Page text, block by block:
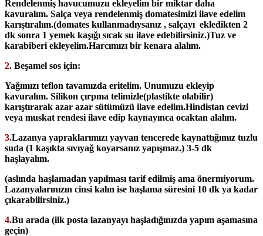
Rendelenmiş havucumuzu ekleyelim bir miktar daha
kavuralım. Salça veya rendelenmiş domatesimizi ilave edelim
karıştıralım.(domates kullanmadıysanız , salçayı ekledikten 2
dk sonra 1 yemek kaşığı sıcak su ilave edebilirsiniz.)Tuz ve
karabiberi ekleyelim.Harcımızı bir kenara alalım.
2. Beşamel sos için:
Yağımızı teflon tavamızda eritelim. Unumuzu ekleyip
kavuralım. Silikon çırpma telimizle(plastikte olabilir)
karıştırarak azar azar sütümüzü ilave edelim.Hindistan cevizi
veya muskat rendesi ilave edip kaynayınca ocaktan alalım.
3.Lazanya yapraklarımızı yayvan tencerede kaynattığımız tuzlu
suda (1 kaşıkta sıvıyağ koyarsanız yapışmaz.) 3-5 dk
haşlayalım.
(aslında haşlamadan yapılması tarif edilmiş ama önermiyorum.
Lazanyalarınızın cinsi kalın ise haşlama süresini 10 dk ya kadar
çıkarabilirsiniz.)
4.Bu arada (ilk posta lazanyayı haşladığınızda yapım aşamasına
geçin)